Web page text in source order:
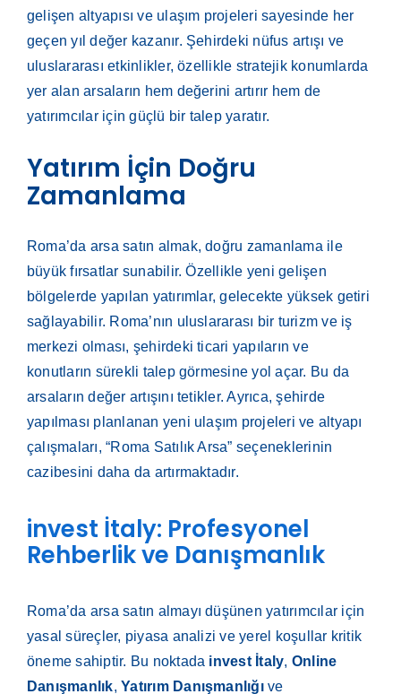
gelişen altyapısı ve ulaşım projeleri sayesinde her
geçen yıl değer kazanır. Şehirdeki nüfus artışı ve
uluslararası etkinlikler, özellikle stratejik konumlarda
yer alan arsaların hem değerini artırır hem de
yatırımcılar için güçlü bir talep yaratır.
Yatırım İçin Doğru
Zamanlama
Roma’da arsa satın almak, doğru zamanlama ile
büyük fırsatlar sunabilir. Özellikle yeni gelişen
bölgelerde yapılan yatırımlar, gelecekte yüksek getiri
sağlayabilir. Roma’nın uluslararası bir turizm ve iş
merkezi olması, şehirdeki ticari yapıların ve
konutların sürekli talep görmesine yol açar. Bu da
arsaların değer artışını tetikler. Ayrıca, şehirde
yapılması planlanan yeni ulaşım projeleri ve altyapı
çalışmaları, “Roma Satılık Arsa” seçeneklerinin
cazibesini daha da artırmaktadır.
invest İtaly: Profesyonel
Rehberlik ve Danışmanlık
Roma’da arsa satın almayı düşünen yatırımcılar için
yasal süreçler, piyasa analizi ve yerel koşullar kritik
öneme sahiptir. Bu noktada invest İtaly, Online
Danışmanlık,Yatırım Danışmanlığıve